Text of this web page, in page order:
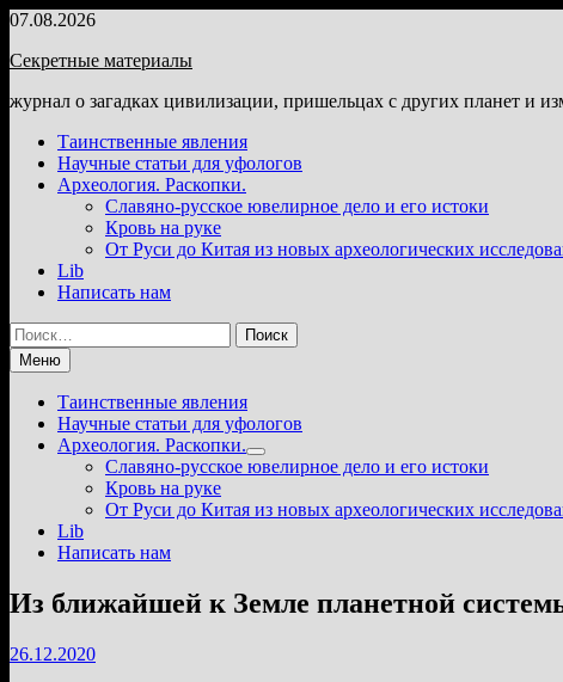
Перейти
содержимому
07.08.2026
Секретные материалы
журнал о загадках цивилизации, пришельцах с других планет и
Таинственные явления
Научные статьи для уфологов
Археология. Раскопки.
Славяно-русское ювелирное дело и его истоки
Кровь на руке
От Руси до Китая из новых археологических
Lib
Написать нам
Найти:
Меню
Таинственные явления
Научные статьи для уфологов
Археология. Раскопки.
Показать
подменю
Славяно-русское ювелирное дело и его истоки
Кровь на руке
От Руси до Китая из новых археологических
Lib
Написать нам
Из ближайшей к Земле планетной
26.12.2020